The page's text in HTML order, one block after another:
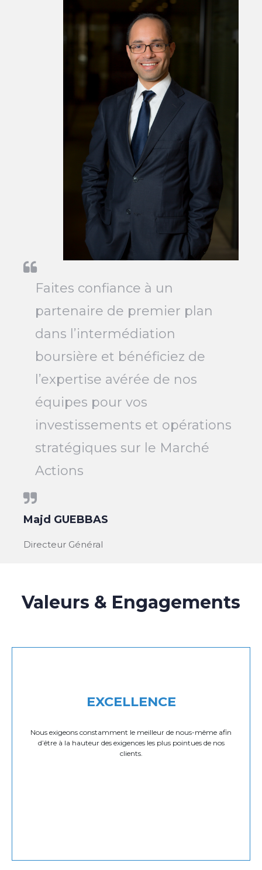
Faites confiance à un
partenaire de premier plan
dans l’intermédiation
boursière et bénéficiez de
l’expertise avérée de nos
équipes pour vos
investissements et opérations
stratégiques sur le Marché
Actions
Majd GUEBBAS
Directeur Général
Valeurs & Engagements
EXCELLENCE
Nous exigeons constamment le meilleur de nous-même afin
d’être à la hauteur des exigences les plus pointues de nos
clients.